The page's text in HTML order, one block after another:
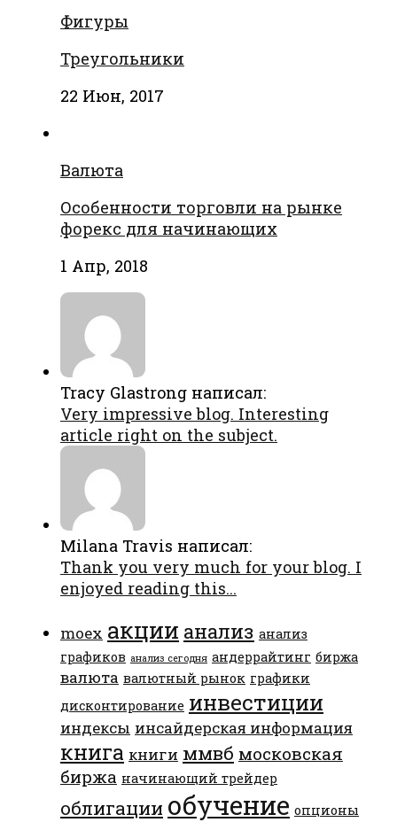
Фигуры
Треугольники
22 Июн, 2017
Валюта
Особенности торговли на рынке
форекс для начинающих
1 Апр, 2018
Tracy Glastrong написал:
Very impressive blog. Interesting
article right on the subject.
Milana Travis написал:
Thank you very much for your blog. I
enjoyed reading this...
moex акции анализ анализ
графиков анализ сегодня андеррайтинг биржа
валюта валютный рынок графики
дисконтирование инвестиции
индексы инсайдерская информация
книга книги ммвб московская
биржа начинающий трейдер
облигации обучение опционы